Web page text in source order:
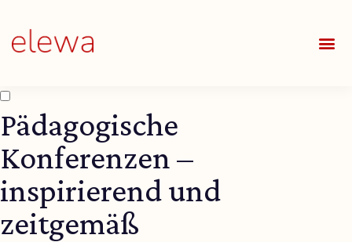
Pädagogische
Konferenzen –
inspirierend und
zeitgemäß